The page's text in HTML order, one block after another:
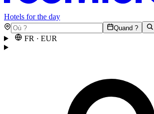
Hotels for the day
Quand ?
FR · EUR